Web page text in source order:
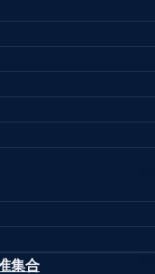
集合
分析鉴定，将资
诉讼证据，是建
务运行模式的创
难题、提升办案
公安工作高质量
从服务中心大
要意义，增强责
鉴定工作。
定工作应当由